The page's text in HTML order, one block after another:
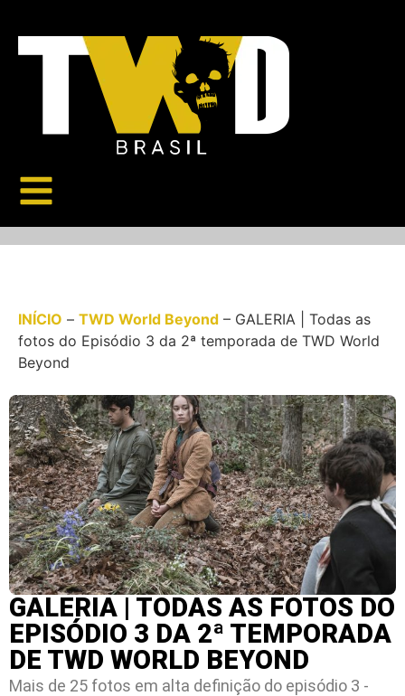
INÍCIO – TWD World Beyond – GALERIA | Todas as
fotos do Episódio 3 da 2ª temporada de TWD World
Beyond
GALERIA | TODAS AS FOTOS DO
EPISÓDIO 3 DA 2ª TEMPORADA
DE TWD WORLD BEYOND
Mais de 25 fotos em alta definição do episódio 3 -